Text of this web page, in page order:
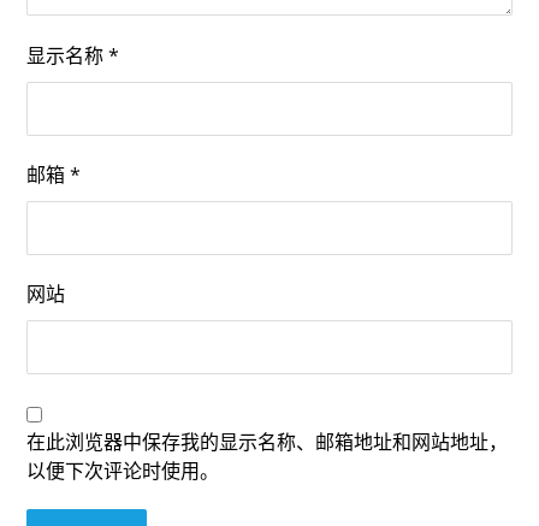
显示名称*
邮箱*
网站
在此浏览器中保存我的显示名称、邮箱地址和网站地址，
以便下次评论时使用。